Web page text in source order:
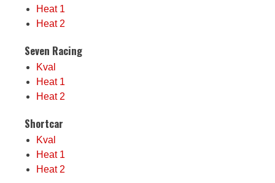
Heat 1
Heat 2
Seven Racing
Kval
Heat 1
Heat 2
Shortcar
Kval
Heat 1
Heat 2